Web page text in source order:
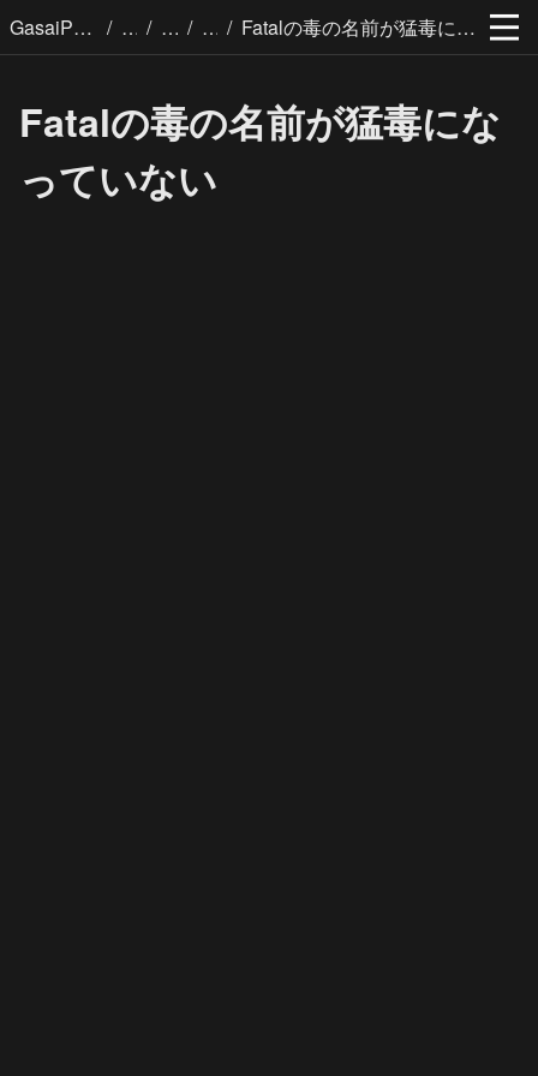
GasaiPages / / / / Fatalの毒の名前が猛毒になっていない
Fatalの毒の名前が猛毒にな
っていない